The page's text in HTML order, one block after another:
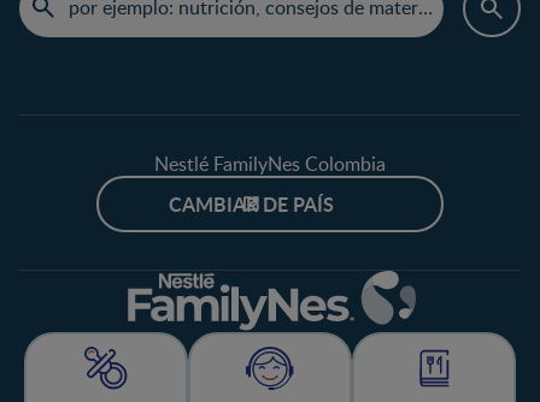
Nestlé FamilyNes Colombia
CAMBIAR DE PAÍS